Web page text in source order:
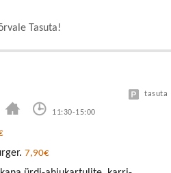
Tasuta!
11:30-15:00
tasuta
7,90€